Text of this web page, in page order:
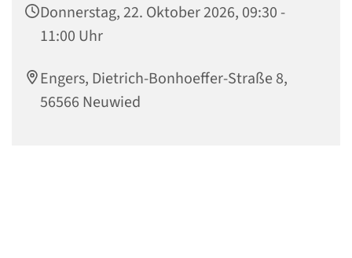
Donnerstag, 22. Oktober 2026, 09:30 -
11:00 Uhr
Engers, Dietrich-Bonhoeffer-Straße 8,
56566 Neuwied